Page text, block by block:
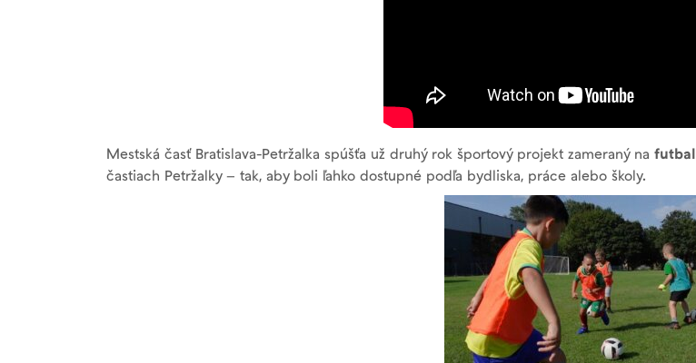
Mestská časť Bratislava-Petržalka spúšťa už druhý rok športový projekt zameraný na futbal
častiach Petržalky – tak, aby boli ľahko dostupné podľa bydliska, práce alebo školy.